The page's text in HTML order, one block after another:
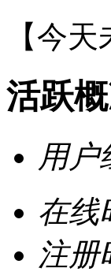
【今天
活跃
用户
在线
注册